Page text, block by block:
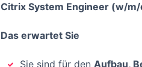
Citrix System Engineer (w/m/
Das erwartet Sie
Sie sind für den Aufbau,